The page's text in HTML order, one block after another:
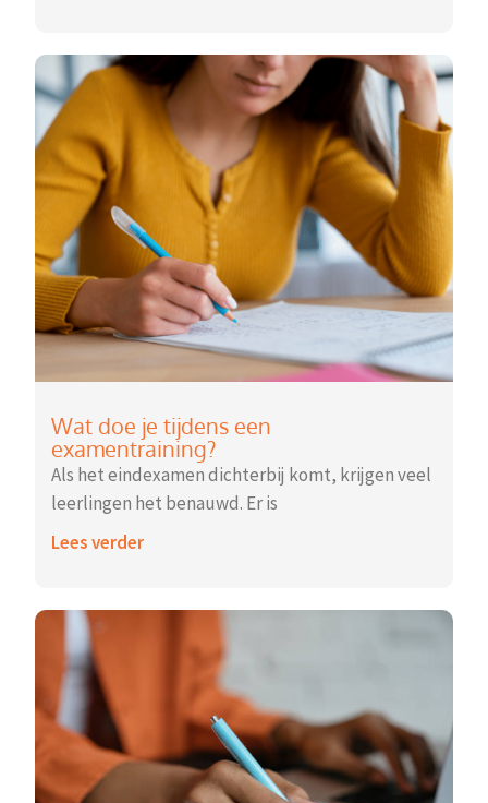
Wat doe je tijdens een
examentraining?
Als het eindexamen dichterbij komt, krijgen veel
leerlingen het benauwd. Er is
Lees verder